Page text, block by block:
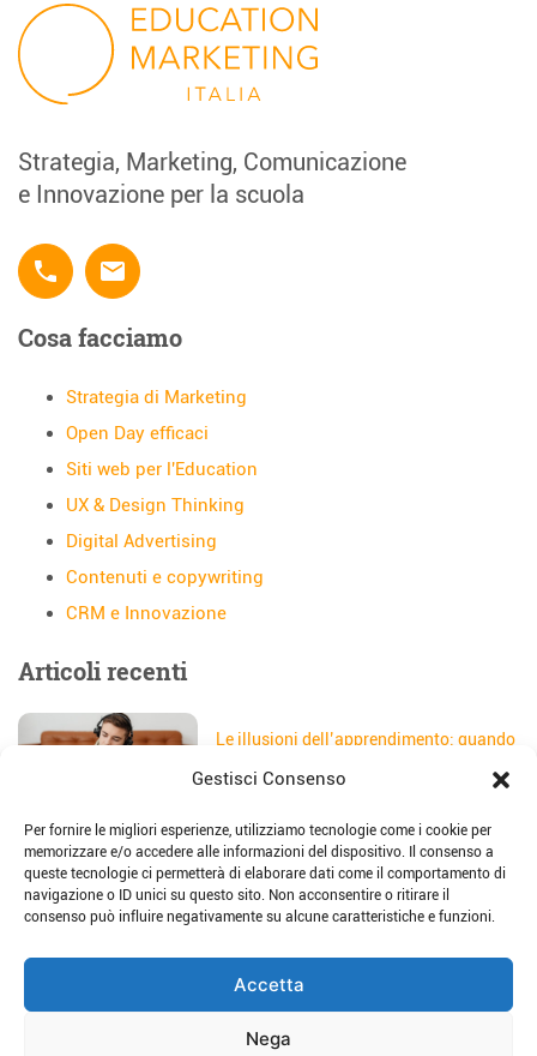
Gestisci Consenso
Per fornire le migliori esperienze, utilizziamo tecnologie come i cookie per
memorizzare e/o accedere alle informazioni del dispositivo. Il consenso a
queste tecnologie ci permetterà di elaborare dati come il comportamento di
navigazione o ID unici su questo sito. Non acconsentire o ritirare il
consenso può influire negativamente su alcune caratteristiche e funzioni.
Accetta
Nega
Strategia, Marketing, Comunicazione
e Innovazione per la scuola
phone email
Cosa facciamo
Strategia di Marketing
Open Day efficaci
Siti web per l'Education
UX & Design Thinking
Digital Advertising
Contenuti e copywriting
CRM e Innovazione
Articoli recenti
Le illusioni dell’apprendimento: quando
Data:5 Agosto 2026
Il sito web della scuola: come
trasformarlo in uno strumento di
storytelling e comunicazione
Data:28 Luglio 2026
Place-based education: dalla teoria alla
pratica per imparare sul territorio
Data:23 Luglio 2026